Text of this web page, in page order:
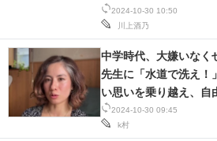
建設×テクノロジーの最前線
ちょっと気になるネットの話題
2024-10-30 10:50
川上酒乃
2024-10-30 09:45
k村
中学時代、大嫌いなく
先生に「水道で洗え
い思いを乗り越え、自
しむ41歳女性に共感